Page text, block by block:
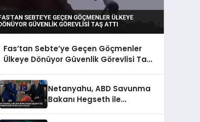
Fas’tan Sebte’ye Geçen Göçmenler
Ülkeye Dönüyor Güvenlik Görevlisi Taş
Netanyahu, ABD Savunma
Bakanı Hegseth ile